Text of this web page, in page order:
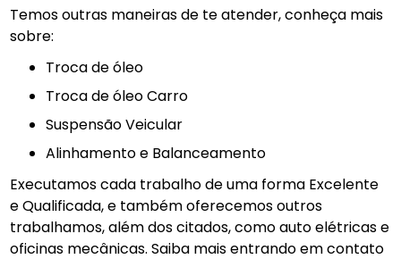
Temos outras maneiras de te atender, conheça mais
sobre:
troca de óleo
Troca de óleo Carro
Suspensão Veicular
Alinhamento e Balanceamento
Executamos cada trabalho de uma forma Excelente
e Qualificada, e também oferecemos outros
trabalhamos, além dos citados, como auto elétricas e
oficinas mecânicas. Saiba mais entrando em contato